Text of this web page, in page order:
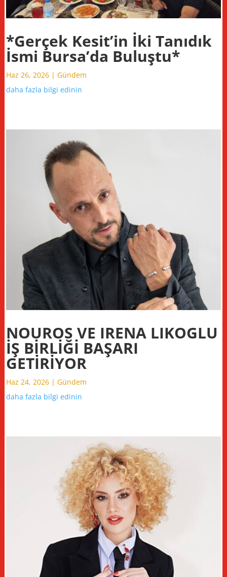
*Gerçek Kesit’in İki Tanıdık
İsmi Bursa’da Buluştu*
Haz 26, 2026 | Gündem
daha fazla bilgi edinin
NOUROS VE IRENA LIKOGLU
İŞ BİRLİĞİ BAŞARI
GETİRİYOR
Haz 24, 2026 | Gündem
daha fazla bilgi edinin